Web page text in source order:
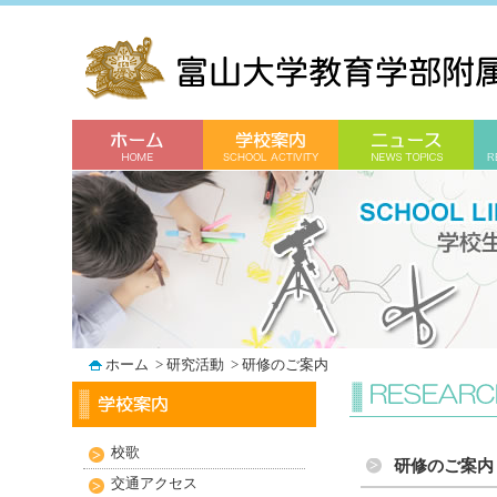
ホーム > 研究活動 > 研修のご案内
研修のご案内
校歌
交通アクセス